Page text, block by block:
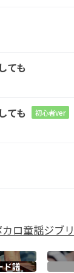
ても
ても 初心者ver
ロ童謡ジブリ
ド譜